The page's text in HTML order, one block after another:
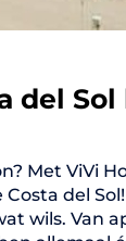
del
Met ViVi
del
wils. Van